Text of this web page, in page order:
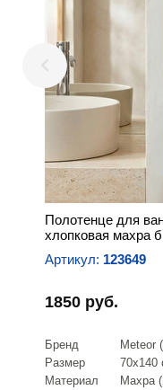
Полотенце для
хлопковая махра
Артикул: 123649
1850 руб.
Бренд
Meteor
Размер
70х140
Материал
Махра